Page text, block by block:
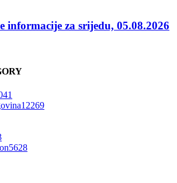
informacije za srijedu, 05.08.2026
12269
5628